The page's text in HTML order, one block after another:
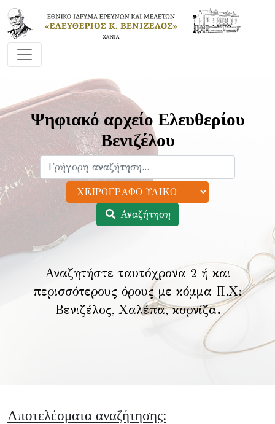
Ψηφιακό αρχείο Ελευθερίου
Βενιζέλου
Αναζήτηση
Αναζητήστε ταυτόχρονα 2 ή και
περισσότερους όρους με κόμμα Π.Χ:
Βενιζέλος, Χαλέπα, κορνίζα.
Αποτελέσματα αναζήτησης: